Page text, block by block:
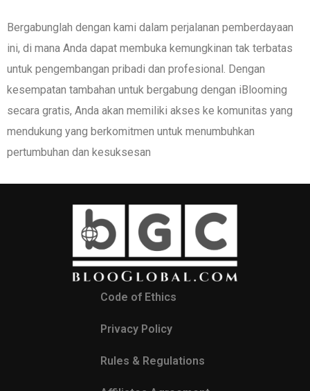
Bergabunglah dengan kami dalam perjalanan pemberdayaan
ini, di mana Anda dapat membuka kemungkinan tak terbatas
untuk pengembangan pribadi dan profesional. Dengan
kesempatan tambahan untuk bergabung dengan iBlooming
secara gratis, Anda akan memiliki akses ke komunitas yang
mendukung yang berkomitmen untuk menumbuhkan
pertumbuhan dan kesuksesan
Code of Ethics
Privacy Policy
Rules & Regulations